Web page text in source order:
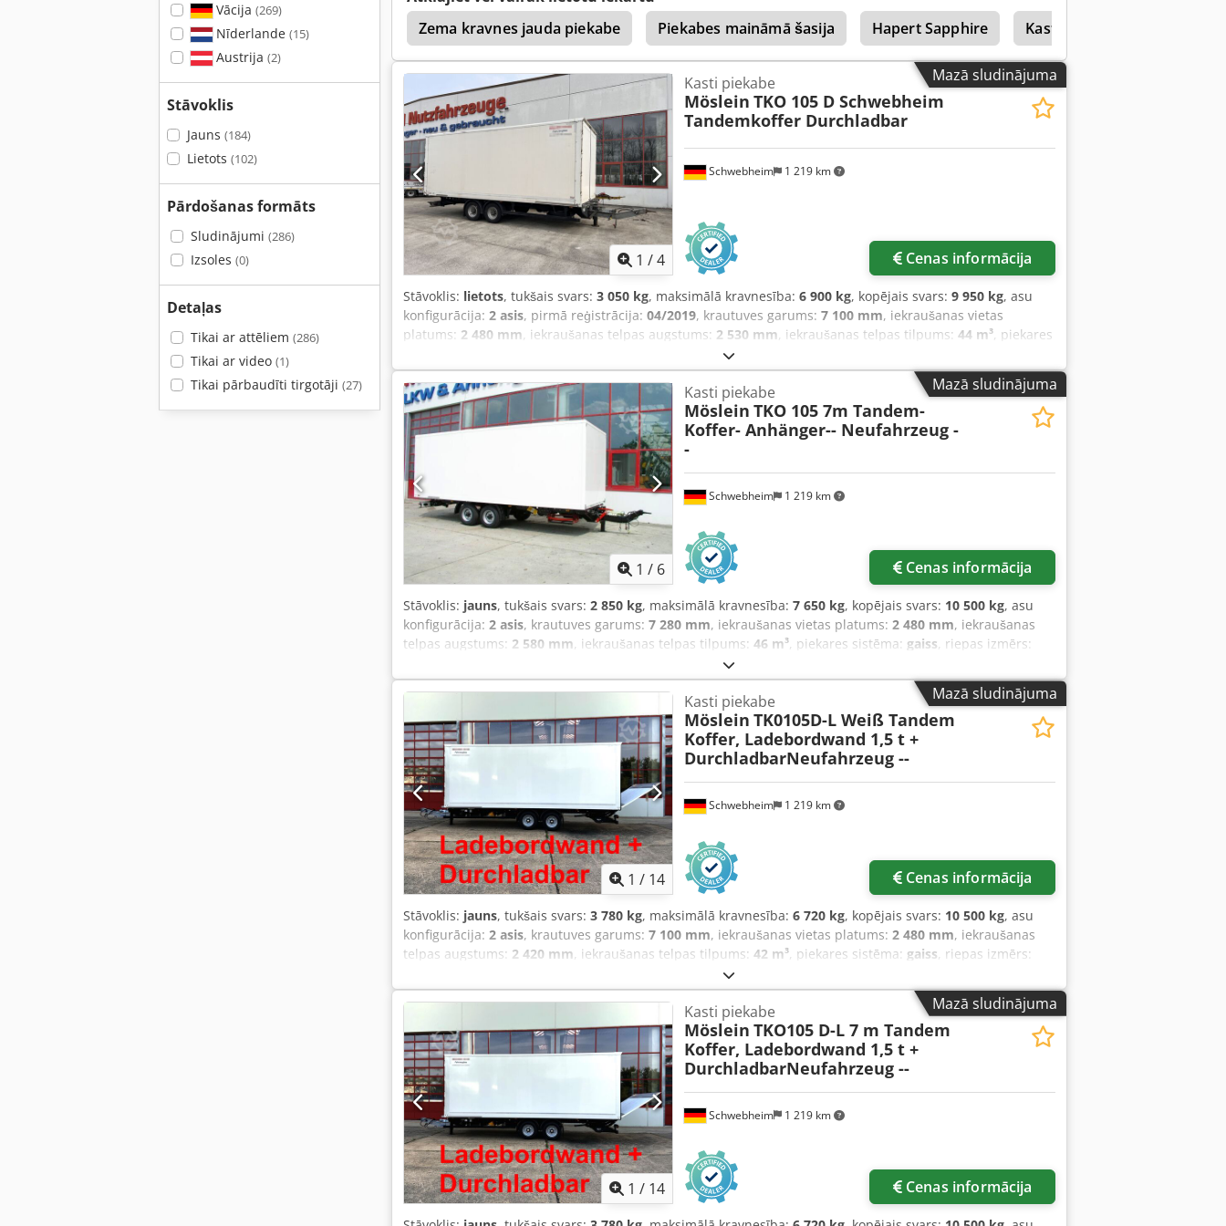
Vācija (269)
Nīderlande (15)
Austrija (2)
Stāvoklis
Jauns (184)
Lietots (102)
Pārdošanas formāts
Sludinājumi (286)
Izsoles (0)
Detaļas
Tikai ar attēliem (286)
Tikai ar video (1)
Tikai pārbaudīti tirgotāji (27)
saspiestā gaisa bremze,
Zema kravnes jauda piekabe
Piekabes maināmā šasija Hapert Sapphire Kastes
Blyss Pionier Koch Koch Bohrer
Mazā sludinājuma
1 /4
Schwebheim 1 219 km
Kasti piekabe
Möslein TKO 105 D Schwebheim
Tandemkoffer Durchladbar
Cenas informācija
Stāvoklis: lietots, tukšais svars: 3 050 kg, maksimālā kravnesība: 6 900 kg, kopējais svars: 9 950 kg, asu
konfigurācija: 2 asis, pirmā reģistrācija: 04/2019, krautuves garums: 7 100 mm, iekraušanas vietas
platums: 2 480 mm, iekraušanas telpas augstums: 2 530 mm, iekraušanas telpas tilpums: 44 m³, piekares
, riteņu bāze:
priekšējās riepas izmērs:245/70R17,5 143J, aizmugurējās riepas izmērs:245/70R17,5 143J, vadītāja
kabīne:cits, emisijas klase:nav , Aprīkojums: ABS, saspiestā gaisa bremze Mazā sludinājuma
1 / 6
Schwebheim 1 219 km
Kasti piekabe
Möslein TKO 105 7m Tandem-
Koffer- Anhänger-- Neufahrzeug -
-
Cenas informācija
Stāvoklis: jauns, tukšais svars: 2 850 kg, maksimālā kravnesība: 7 650 kg, kopējais svars: 10 500 kg, asu
konfigurācija: 2 asis, krautuves garums: 7 280 mm, iekraušanas vietas platums: 2 480 mm, iekraušanas
telpas augstums: 2 580 mm, iekraušanas telpas tilpums: 46 m³, piekares sistēma: gaiss, riepas izmērs:
, priekšējās riepas izmērs:
riepas izmērs:245/70 R 17,5, vadītāja kabīne:cits, emisijas klase:nav, degviela:biodīzeļdegviela,
Mazā sludinājuma
1 / 14
Schwebheim 1 219 km
Kasti piekabe
Möslein TK0105D-L Weiß Tandem
Koffer, Ladebordwand 1,5 t +
DurchladbarNeufahrzeug --
Cenas informācija
Stāvoklis: jauns, tukšais svars: 3 780 kg, maksimālā kravnesība: 6 720 kg, kopējais svars: 10 500 kg, asu
konfigurācija: 2 asis, krautuves garums: 7 100 mm, iekraušanas vietas platums: 2 480 mm, iekraušanas
telpas augstums: 2 420 mm, iekraušanas telpas tilpums: 42 m³, piekares sistēma: gaiss, riepas izmērs:
, pārnesuma veids:
17,5, aizmugurējās riepas izmērs:245/70 R 17,5, vadītāja kabīne:cits, emisijas klase:nav, Aprīkojums:
ABS, paceļamais aizmugurējais borts, saspiestā gaisa bremze
Mazā sludinājuma
1 / 14
Schwebheim 1 219 km
Kasti piekabe
Möslein TKO105 D-L 7 m Tandem
Koffer, Ladebordwand 1,5 t +
DurchladbarNeufahrzeug --
Cenas informācija